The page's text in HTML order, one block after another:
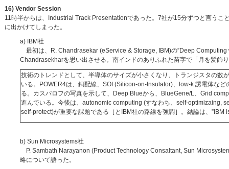
16) Vendor Session
11時半からは、Industrial Track Presentationであった。7社が15分ずつと言う
に出かけてしまった。
a) IBM社
最初は、R. Chandrasekar (eService & Storage, IBM)の”Deep
Chandrasekharを思い出させる。南インドのありふれた苗字で「月を髪飾
技術のトレンドとして、半導体のサイズが小さくなり、トランジスタの数
いる。POWER4は、銅配線、SOI (Silicon-on-Insulator)、low-k 誘電体など
る。カスパロフの写真を示して、Deep Blueから、BlueGene/L、Grid
進んでいる。今後は、autonomic computing (すなわち、self-optimizaing,
self-protect)が重要な課題である［とIBM社の路線を強調］。結論は、”IBM
b) Sun Microsystems社
P. Sambath Narayanon (Product Technology Consaltant, Sun
略について語った。